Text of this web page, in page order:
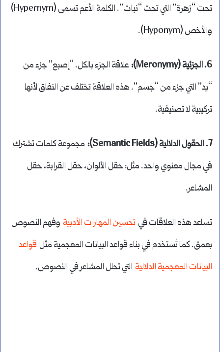
تحت “زهرة” التي تحت “نبات”. الكلمة الأعم تسمى (Hypernym)
والأخص (Hyponym).
6. الجزئية (Meronymy):
علاقة الجزء بالكل. “إصبع” جزء من
“يد” التي جزء من “جسم”. هذه العلاقة تختلف عن النفاق لأنها
تركيبية لا تصنيفية.
7. الحقول الدلالية (Semantic Fields):
مجموعة كلمات تشترك
في مجال معنوي واحد. مثل: حقل الألوان، حقل القرابة، حقل
المشاعر.
تساعد هذه العلاقات في تحسين المهارات الأدبية وفهم النصوص
بعمق. كما تُستخدم في بناء قواعد البيانات المعجمية مثل قواعد
البيانات المعجمية الدلالية التي تحلل المشاعر في النصوص.